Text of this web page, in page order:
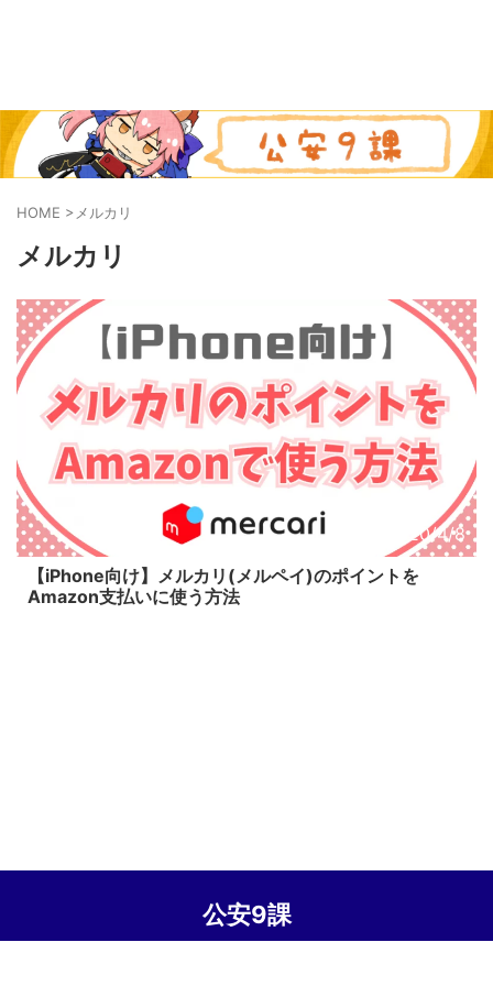
HOME > メルカリ
メルカリ
2020/4/8
【iPhone向け】メルカリ(メルペイ)のポイントを
Amazon支払いに使う方法
公安9課